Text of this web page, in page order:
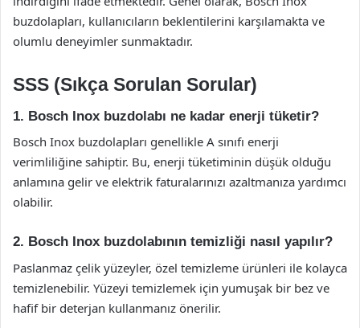
buzdolapları, kullanıcıların beklentilerini karşılamakta ve
olumlu deneyimler sunmaktadır.
SSS (Sıkça Sorulan Sorular)
1. Bosch Inox buzdolabı ne kadar enerji tüketir?
Bosch Inox buzdolapları genellikle A sınıfı enerji
verimliliğine sahiptir. Bu, enerji tüketiminin düşük olduğu
anlamına gelir ve elektrik faturalarınızı azaltmanıza yardımcı
olabilir.
2. Bosch Inox buzdolabının temizliği nasıl yapılır?
Paslanmaz çelik yüzeyler, özel temizleme ürünleri ile kolayca
temizlenebilir. Yüzeyi temizlemek için yumuşak bir bez ve
hafif bir deterjan kullanmanız önerilir.